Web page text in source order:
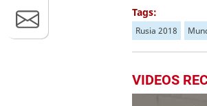
Tags:
Rusia 2018
VIDEOS